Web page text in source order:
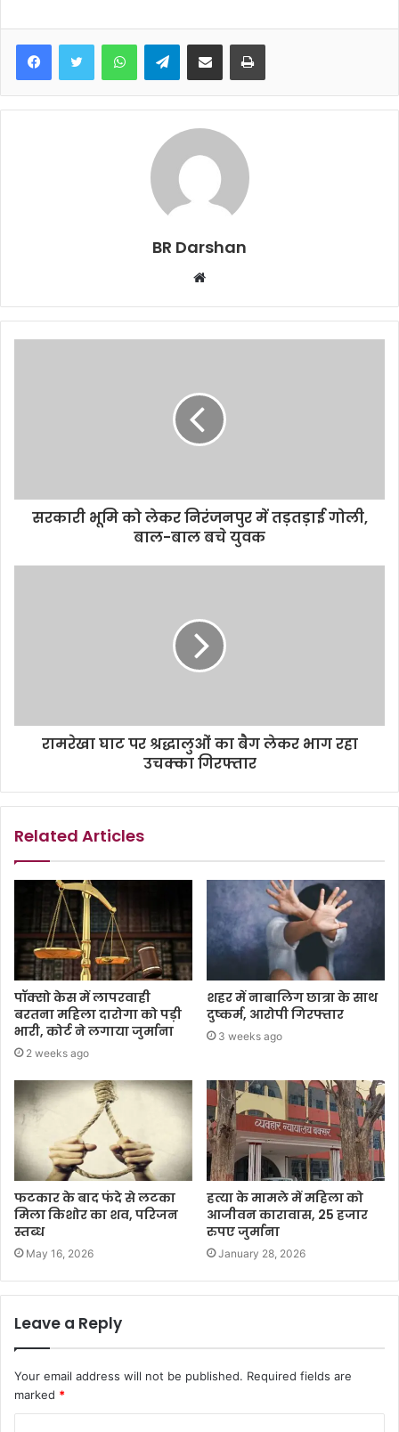
Telegram
BR Darshan
b
s
e
सरकारी भूमि को लेकर निरंजनपुर में तड़तड़ाई गोली,
बाल-बाल बचे युवक
रामरेखा घाट पर श्रद्धालुओं का बैग लेकर भाग रहा
उचक्का गिरफ्तार
Related Articles
पॉक्सो केस में लापरवाही
बरतना महिला दारोगा को पड़ी
भारी, कोर्ट ने लगाया जुर्माना
2 weeks ago
शहर में नाबालिग छात्रा के साथ
दुष्कर्म, आरोपी गिरफ्तार
3 weeks ago
फटकार के बाद फंदे से लटका
मिला किशोर का शव, परिजन
स्तब्ध
May 16, 2026
हत्या के मामले में महिला को
आजीवन कारावास, 25 हजार
रुपए जुर्माना
January 28, 2026
Leave a Reply
Your email address will not be published. Required fields are
marked *